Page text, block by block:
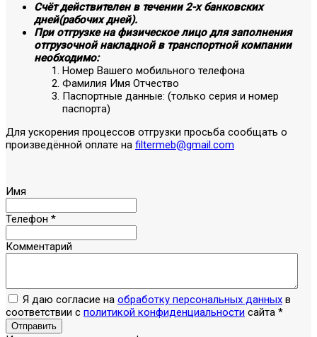
Счёт действителен в течении 2-х банковских
дней(рабочих дней).
При отгрузке на физическое лицо для заполнения
отгрузочной накладной в транспортной компании
необходимо:
Номер Вашего мобильного телефона
Фамилия Имя Отчество
Паспортные данные: (только серия и номер
паспорта)
Для ускорения процессов отгрузки просьба сообщать о
произведённой оплате на filtermeb@gmail.com
Имя
Телефон *
Комментарий
Я даю согласие на обработку персональных данных в
соответствии с политикой конфиденциальности сайта *
Отправить